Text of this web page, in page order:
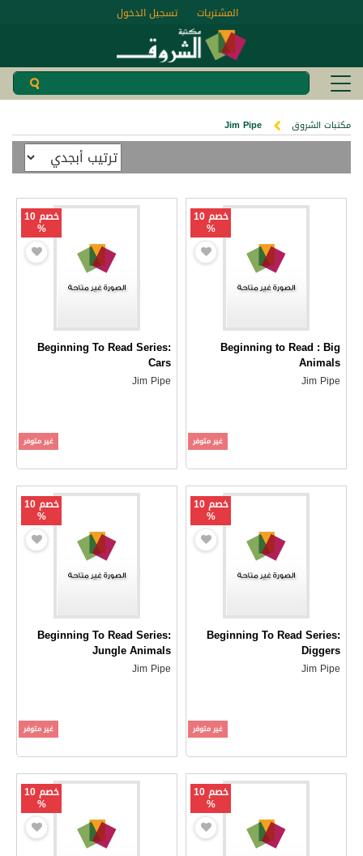
تسجيل الدخول المشتريات
مكتبات الشروق Jim Pipe
خصم 10
%
Beginning to Read : Big
Animals
Jim Pipe
غير متوفر
خصم 10
%
Beginning To Read Series:
Cars
Jim Pipe
غير متوفر
خصم 10
%
Beginning To Read Series:
Diggers
Jim Pipe
غير متوفر
خصم 10
%
Beginning To Read Series:
Jungle Animals
Jim Pipe
غير متوفر
خصم 10
%
خصم 10
%